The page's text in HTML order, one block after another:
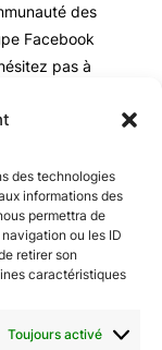
des technologies
informations des
permettra de
ou les ID
retirer son
caractéristiques
Toujours activé
des
Facebook
pas à
Mesa WPEX par